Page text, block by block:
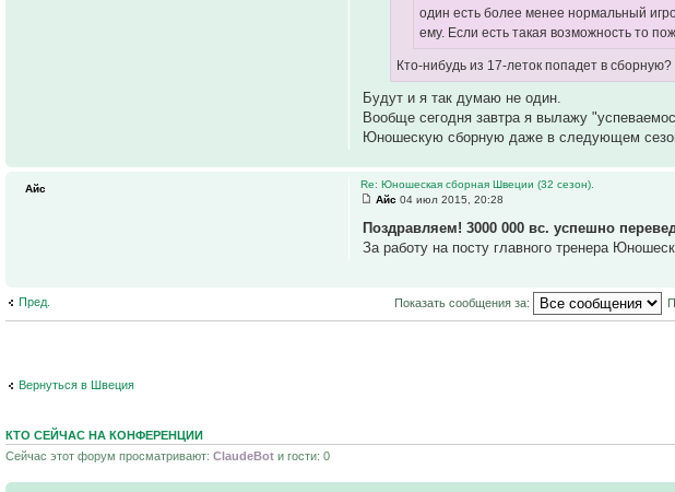
один есть более менее нормальный
ему. Если есть такая возможность то
Кто-нибудь из 17-леток попадет в
Будут и я так думаю не один.
Вообще сегодня завтра я вылажу
Юношескую сборную даже в следующем
Re: Юношеская сборная Швеции (32 сезон).
Айс 04 июл 2015, 20:28
Поздравляем! 3000 000 вс. успешно
За работу на посту главного тренера
Айс
Пред. Показать сообщения за:
Вернуться в Швеция
КТО СЕЙЧАС НА КОНФЕРЕНЦИИ
Сейчас этот форум просматривают: ClaudeBot и гости: 0